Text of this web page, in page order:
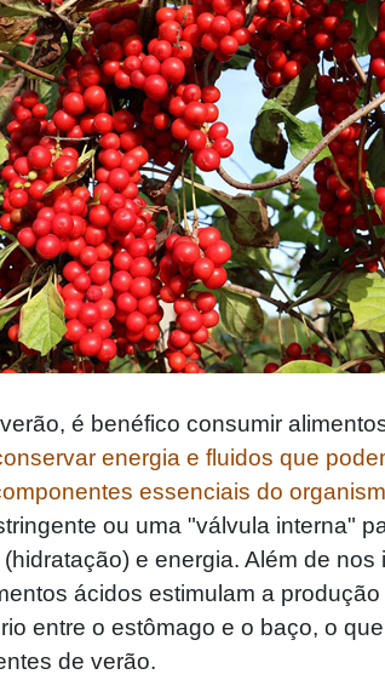
é benéfico consumir
energia e fluidos que
essenciais do
ou uma "válvula interna"
e energia. Além de
ácidos estimulam a
entre o estômago e o baço, o
de verão.